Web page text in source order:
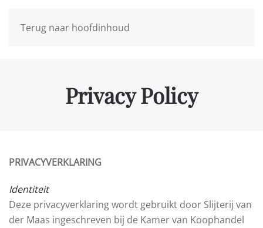
Terug naar hoofdinhoud
Privacy Policy
PRIVACYVERKLARING
Identiteit
Deze privacyverklaring wordt gebruikt door Slijterij van
der Maas ingeschreven bij de Kamer van Koophandel